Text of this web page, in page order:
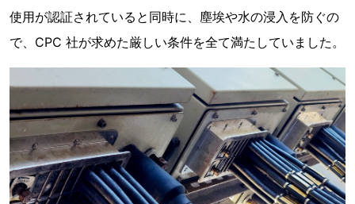
使用が認証されていると同時に、塵埃や水の浸入を防ぐの
で、CPC 社が求めた厳しい条件を全て満たしていました。